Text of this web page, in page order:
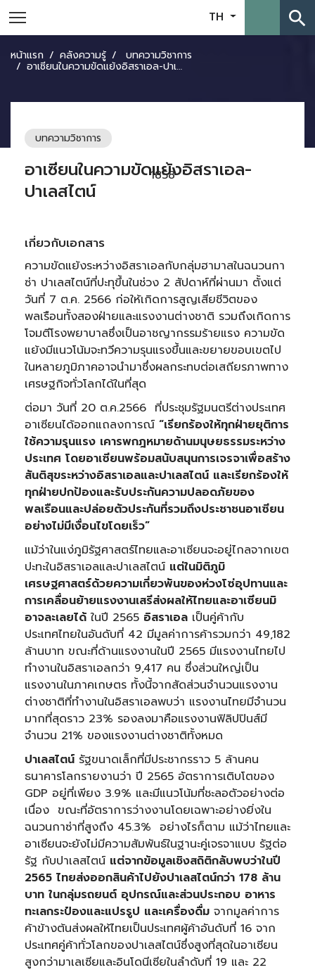
TH search
หน้าแรก คลังความรู้ บทความวิชาการ
อาเซียนในความขัดแย้งอิสราเอล-ปาเลสไตน์
บทความวิชาการ
1858
อาเซียนในความขัดแย้งอิสราเอล-
ปาเลสไตน์
เกี่ยวกับเอกสาร
ความขัดแย้งระหว่างอิสราเอลกับกลุ่มฮามาสในฉนวนกา
ซ่า ปาเลสไตน์ที่ปะทุขึ้นในช่วง 2 สัปดาห์ที่ผ่านมา ตั้งแต่
วันที่ 7 ต.ค. 2566 ก่อให้เกิดการสูญเสียชีวิตของ
พลเรือนทั้งสองฝ่ายและแรงงานต่างชาติ รวมถึงเกิดการ
โจมตีโรงพยาบาลซึ่งเป็นอาชญากรรมร้ายแรง ความขัด
แย้งมีแนวโน้มจะทวีความรุนแรงขึ้นและขยายขอบเขตไป
ในหลายภูมิภาคอาจนำมาซึ่งผลกระทบต่อเสถียรภาพทาง
เศรษฐกิจทั่วโลกได้ในที่สุด
ต่อมา วันที่ 20 ต.ค.2566 ที่ประชุมรัฐมนตรีต่างประเทศ
อาเซียนได้ออกแถลงการณ์ “เรียกร้องให้ทุกฝ่ายยุติการ
ใช้ความรุนแรง เคารพกฎหมายด้านมนุษยธรรมระหว่าง
ประเทศ โดยอาเซียนพร้อมสนับสนุนการเจรจาเพื่อสร้าง
สันติสุขระหว่างอิสราเอลและปาเลสไตน์ และเรียกร้องให้
ทุกฝ่ายปกป้องและรับประกันความปลอดภัยของ
พลเรือนและปล่อยตัวประกันที่รวมถึงประชาชนอาเซียน
อย่างไม่มีเงื่อนไขโดยเร็ว”
แม้ว่าในแง่ภูมิรัฐศาสตร์ไทยและอาเซียนจะอยู่ไกลจากเขต
ปะทะในอิสราเอลและปาเลสไตน์ แต่ในมิติภูมิ
เศรษฐศาสตร์ด้วยความเกี่ยวพันของห่วงโซ่อุปทานและ
การเคลื่อนย้ายแรงงานเสรีส่งผลให้ไทยและอาเซียนมิ
อาจละเลยได้ ในปี 2565 อิสราเอล เป็นคู่ค้ากับ
ประเทศไทยในอันดับที่ 42 มีมูลค่าการค้ารวมกว่า 49,182
ล้านบาท ขณะที่ด้านแรงงานในปี 2565 มีแรงงานไทยไป
ทำงานในอิสราเอลกว่า 9,417 คน ซึ่งส่วนใหญ่เป็น
แรงงานในภาคเกษตร ทั้งนี้จากสัดส่วนจำนวนแรงงาน
ต่างชาติที่ทำงานในอิสราเอลพบว่า แรงงานไทยมีจำนวน
มากที่สุดราว 23% รองลงมาคือแรงงานฟิลิปปินส์มี
จำนวน 21% ของแรงงานต่างชาติทั้งหมด
ปาเลสไตน์ รัฐขนาดเล็กที่มีประชากรราว 5 ล้านคน
ธนาคารโลกรายงานว่า ปี 2565 อัตราการเติบโตของ
GDP อยู่ที่เพียง 3.9% และมีแนวโน้มที่ชะลอตัวอย่างต่อ
เนื่อง ขณะที่อัตราการว่างงานโดยเฉพาะอย่างยิ่งใน
ฉนวนกาซ่าที่สูงถึง 45.3% อย่างไรก็ตาม แม้ว่าไทยและ
อาเซียนจะยังไม่มีความสัมพันธ์ในฐานะคู่เจรจาแบบ รัฐต่อ
รัฐ กับปาเลสไตน์ แต่จากข้อมูลเชิงสถิติกลับพบว่าในปี
2565 ไทยส่งออกสินค้าไปยังปาเลสไตน์กว่า 178 ล้าน
บาท ในกลุ่มรถยนต์ อุปกรณ์และส่วนประกอบ อาหาร
ทะเลกระป๋องและแปรรูป และเครื่องดื่ม จากมูลค่าการ
ค้าข้างต้นส่งผลให้ไทยเป็นประเทศผู้ค้าอันดับที่ 16 จาก
ประเทศคู่ค้าทั่วโลกของปาเลสไตน์ซึ่งสูงที่สุดในอาเซียน
สูงกว่ามาเลเซียและอินโดนีเซียในลำดับที่ 19 และ 22